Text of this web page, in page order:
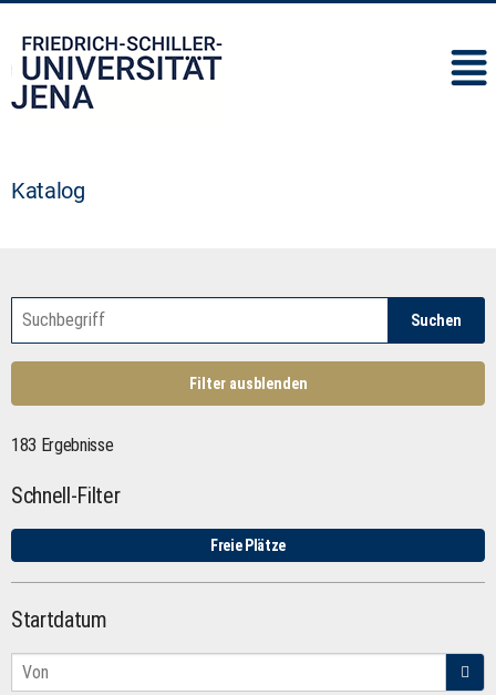
Katalog
Suchen
Filter ausblenden
183 Ergebnisse
Schnell-Filter
Freie Plätze
Startdatum